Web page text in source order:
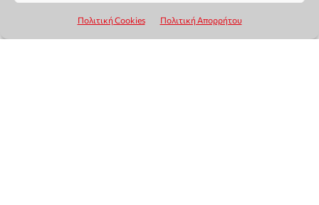
Πολιτική Cookies Πολιτική Απορρήτου